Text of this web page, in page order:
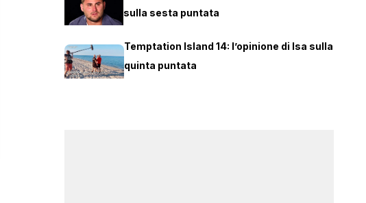
sulla sesta puntata
Temptation Island 14: l’opinione di Isa sulla
quinta puntata